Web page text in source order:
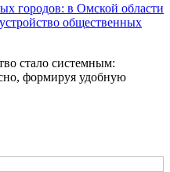
городов: в Омской области
общественных
стало системным:
формируя удобную